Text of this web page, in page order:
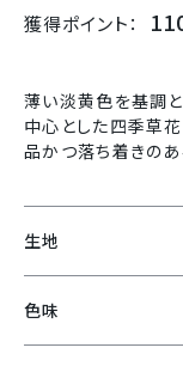
獲得ポイント：
薄い淡黄色を基調
中心とした四季草
品かつ落ち着きのあ
生地
色味